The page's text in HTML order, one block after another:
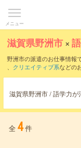
メニュー
滋賀県野洲市 ×
野洲市の派遣のお仕事情報で
、 クリエイティブ系などの
滋賀県野洲市 / 語学力が
全 4件